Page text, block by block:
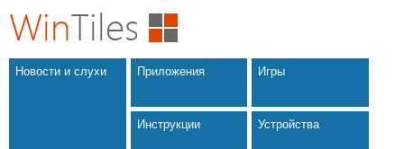
WinTiles
Новости и слухи Приложения Игры
Инструкции Устройства